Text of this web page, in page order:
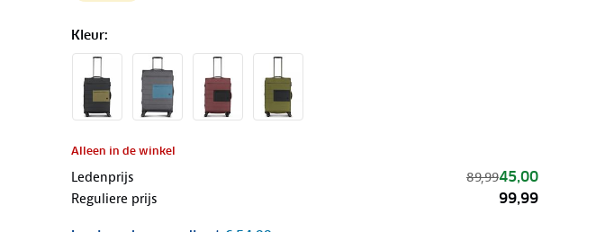
Kleur:
Alleen in de winkel
Ledenprijs 89,9945,00
Reguliere prijs 99,99